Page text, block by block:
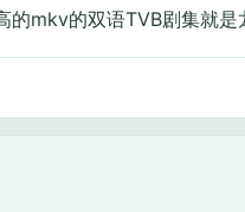
的mkv的双语TVB剧集就是